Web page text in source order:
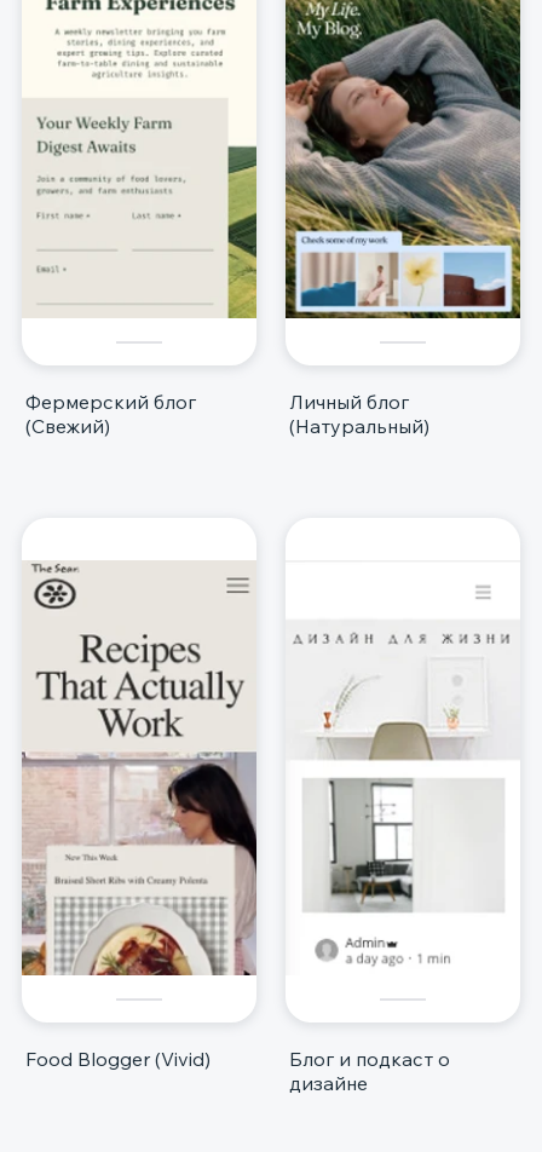
Фермерский блог
(Свежий)
Личный блог
(Натуральный)
Food Blogger (Vivid)
Блог и подкаст о
дизайне